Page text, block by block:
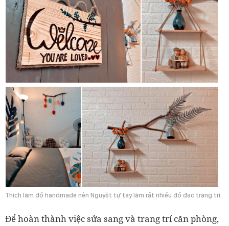
Thích làm đồ handmade nên Nguyệt tự tay làm rất nhiều đồ đạc trang trí.
Để hoàn thành việc sửa sang và trang trí căn phòng,